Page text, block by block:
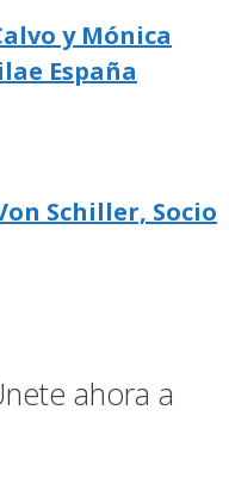
y Mónica
España
Schiller, Socio
ahora a